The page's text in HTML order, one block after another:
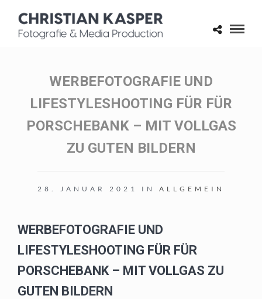
WERBEFOTOGRAFIE UND
LIFESTYLESHOOTING FÜR FÜR
PORSCHEBANK – MIT VOLLGAS
ZU GUTEN BILDERN
28. JANUAR 2021 IN ALLGEMEIN
WERBEFOTOGRAFIE UND
LIFESTYLESHOOTING FÜR FÜR
PORSCHEBANK – MIT VOLLGAS ZU
GUTEN BILDERN